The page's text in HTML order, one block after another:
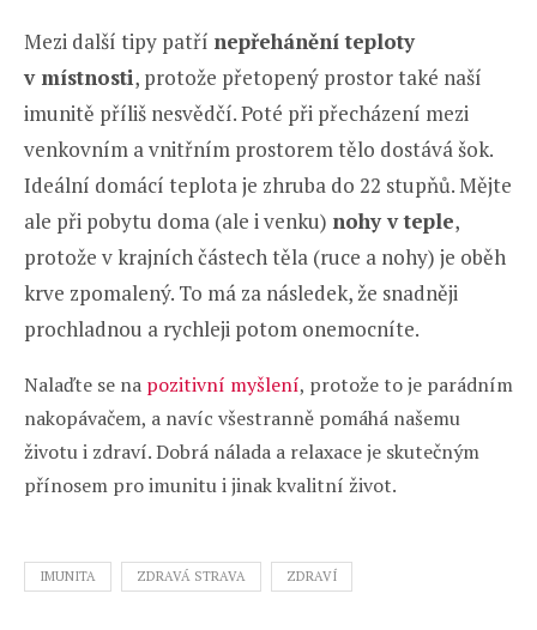
Mezi další tipy patří nepřehánění teploty
v místnosti, protože přetopený prostor také naší
imunitě příliš nesvědčí. Poté při přecházení mezi
venkovním a vnitřním prostorem tělo dostává šok.
Ideální domácí teplota je zhruba do 22 stupňů. Mějte
ale při pobytu doma (ale i venku) nohy v teple,
protože v krajních částech těla (ruce a nohy) je oběh
krve zpomalený. To má za následek, že snadněji
prochladnou a rychleji potom onemocníte.
Nalaďte se na pozitivní myšlení, protože to je parádním
nakopávačem, a navíc všestranně pomáhá našemu
životu i zdraví. Dobrá nálada a relaxace je skutečným
přínosem pro imunitu i jinak kvalitní život.
IMUNITA ZDRAVÁ STRAVA ZDRAVÍ